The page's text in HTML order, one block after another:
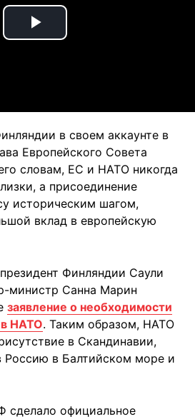
Play
в своем аккаунте в
Европейского Совета
словам, ЕС и НАТО никогда
а присоединение
историческим шагом,
вклад в европейскую
Финляндии Саули
министр Санна Марин
заявление о необходимости
в НАТО. Таким образом, НАТО
в Скандинавии,
Россию в Балтийском море и
сделало официальное